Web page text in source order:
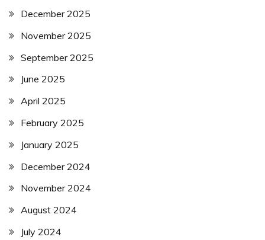
December 2025
November 2025
September 2025
June 2025
April 2025
February 2025
January 2025
December 2024
November 2024
August 2024
July 2024